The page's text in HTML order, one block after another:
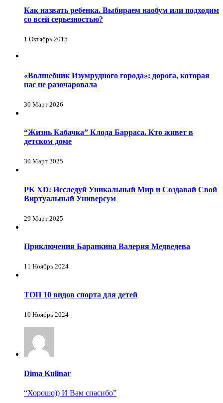
Как назвать ребенка. Выбираем наобум или подходим
со всей серьезностью?
1 Октябрь 2015
«Волшебник Изумрудного города»: дорога, которая
нас не разочаровала
30 Март 2026
“Жизнь Кабачка” Клода Барраса. Кто живет в
детском доме
30 Март 2025
PK XD: Исследуй Уникальный Мир и Создавай Свой
Виртуальный Универсум
29 Март 2025
Приключения Баранкина Валерия Медведева
11 Ноябрь 2024
ТОП 10 видов спорта для детей
10 Ноябрь 2024
Dima Kulinar
“Хорошо)) И Вам спасибо”